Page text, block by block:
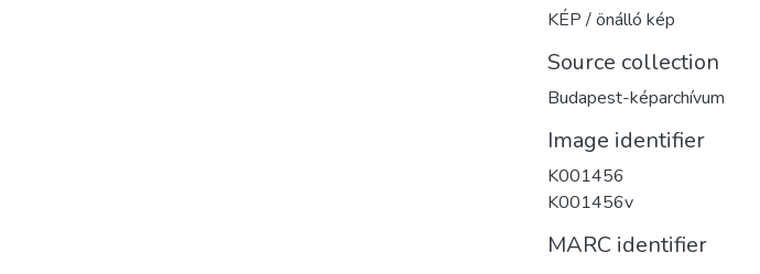
KÉP / önálló kép
Source collection
Budapest-képarchívum
Image identifier
K001456
K001456v
MARC identifier